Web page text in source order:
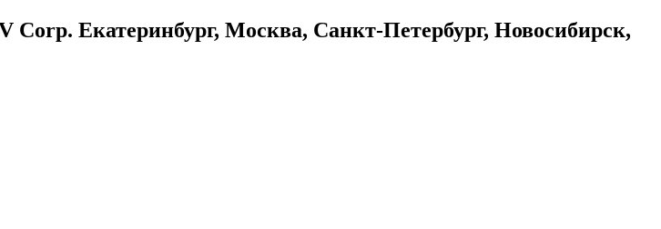
Corp. Екатеринбург, Москва, Санкт-Петербург, Новосибирск,